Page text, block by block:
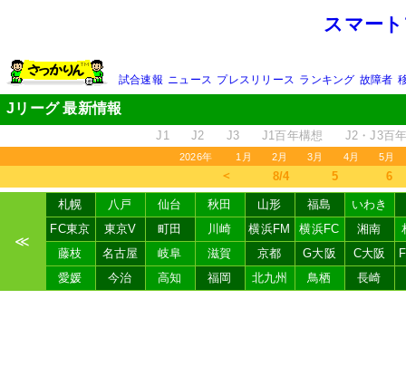
スマー
試合速報 ニュース プレスリリース ランキング 故障者
Jリーグ 最新情報
J1 J2 J3 J1百年構想 J2・J3百
2026年 1月 2月 3月 4月 5月
＜ 8/4 5 6
≪
札幌 八戸 仙台 秋田 山形 福島
いわき
FC東京
東京V 町田 川崎 横浜FM 横浜FC 湘南
藤枝
名古屋 岐阜 滋賀 京都 G大阪 C大阪
愛媛
今治 高知 福岡 北九州 鳥栖 長崎